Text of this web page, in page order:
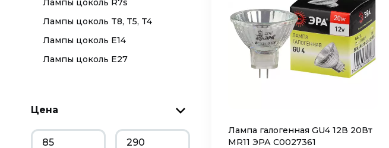
Лампы цоколь R7s
Лампы цоколь T8, T5, T4
Лампы цоколь Е14
Лампы цоколь Е27
Цена
Лампа галогенная GU4 12В 20Вт
MR11 ЭРА C0027361